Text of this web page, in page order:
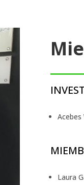
Acebes
Laura